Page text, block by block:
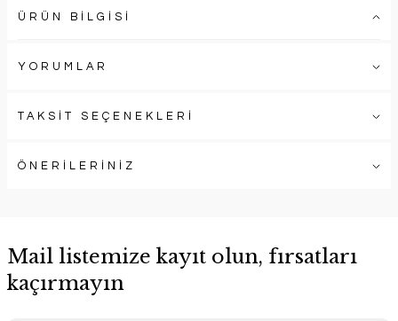
ÜRÜN BİLGİSİ
YORUMLAR
TAKSİT SEÇENEKLERİ
ÖNERİLERİNİZ
Mail listemize kayıt olun, fırsatları
kaçırmayın